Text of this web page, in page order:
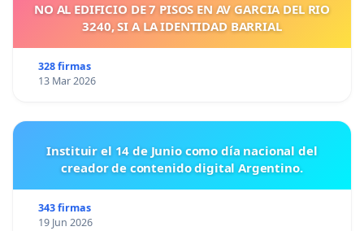
NO AL EDIFICIO DE 7 PISOS EN AV GARCIA DEL RIO
3240, SI A LA IDENTIDAD BARRIAL
328 firmas
13 Mar 2026
Instituir el 14 de Junio como día nacional del
creador de contenido digital Argentino.
343 firmas
19 Jun 2026